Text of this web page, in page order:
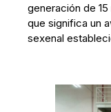
generación de
que significa un
sexenal